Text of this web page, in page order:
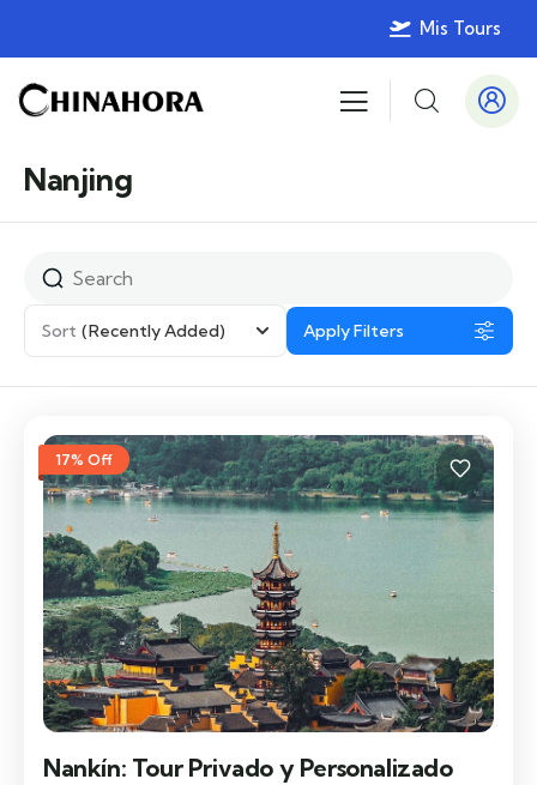
Mis Tours
Nanjing
Sort (Recently Added) Apply Filters
17% Off
Nankín: Tour Privado y Personalizado